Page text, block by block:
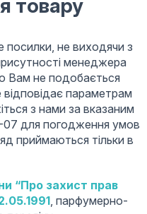
товару
посилки, не виходячи з
менеджера
Вам не подобається
відповідає параметрам
з нами за вказаним
для погодження умов
приймаються тільки в
“Про захист прав
, парфумерно-